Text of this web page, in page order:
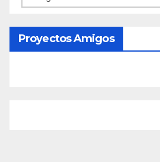
Proyectos Amigos